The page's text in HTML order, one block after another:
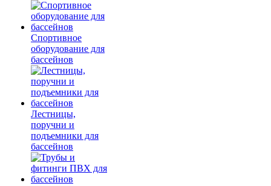
Спортивное
оборудование для
бассейнов
Лестницы,
поручни и
подъемники для
бассейнов